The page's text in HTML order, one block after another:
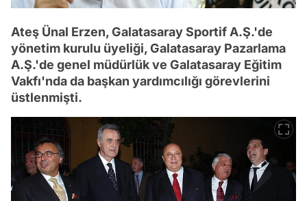
Ateş Ünal Erzen, Galatasaray Sportif A.Ş.'de
yönetim kurulu üyeliği, Galatasaray Pazarlama
A.Ş.'de genel müdürlük ve Galatasaray Eğitim
Vakfı'nda da başkan yardımcılığı görevlerini
üstlenmişti.